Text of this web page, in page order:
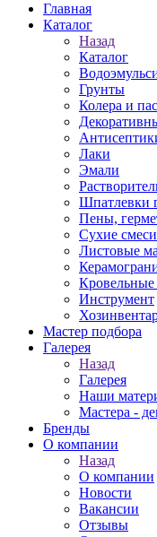
Главная
Каталог
Назад
Каталог
Грунты
Колера и
Лаки
Эмали
Шпатлевки
Пены,
Сухие смеси
Листовые
Инструмент
Мастер подбора
Галерея
Назад
Галерея
Наши
Мастера -
Бренды
О компании
Назад
О компании
Новости
Вакансии
Отзывы